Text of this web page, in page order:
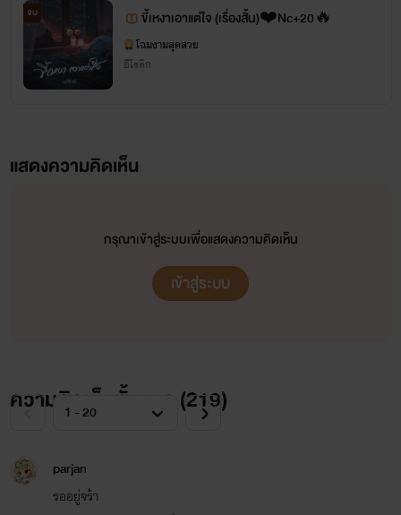
โฉมงาม ชนะคดีมาแล้วหนึ่งครั้ง📣
หากชื่นชอบได้โปรด
ขอบพระคุณ ที่ติดตาม นามปากกา :
ฉมงามสุดสวย
จบ ขี้เหงาเอาแต่ใจ (เรื่องสั้น)❤️Nc+20🔥
โฉมงามสุดสวย
อีโรติก
แสดงความคิดเห็น
กรุณาเข้าสู่ระบบเพื่อแสดงความคิดเห็น
เข้าสู่ระบบ
ความคิดเห็นทั้งหมด (219)
parjan
รออยู่จร้า